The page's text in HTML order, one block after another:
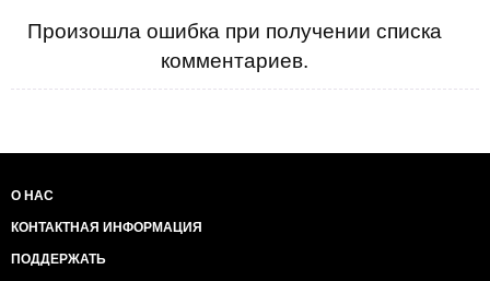
Произошла ошибка при получении списка
комментариев.
О НАС
КОНТАКТНАЯ ИНФОРМАЦИЯ
ПОДДЕРЖАТЬ